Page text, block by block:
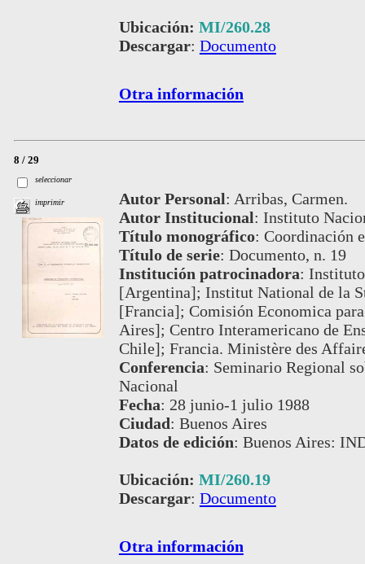
Ubicación: MI/260.28
Descargar: Documento
Otra información
8 / 29
seleccionar
imprimir Autor Personal: Arribas, Carmen.
Autor Institucional: Instituto
Título monográfico: Coordinación
Título de serie: Documento, n. 19
Institución patrocinadora:
[Argentina]; Institut National de la
[Francia]; Comisión Economica
Aires]; Centro Interamericano de
Chile]; Francia. Ministère des
Conferencia: Seminario Regional
Nacional
Fecha: 28 junio-1 julio 1988
Ciudad: Buenos Aires
Datos de edición: Buenos Aires:
Ubicación: MI/260.19
Descargar: Documento
Otra información